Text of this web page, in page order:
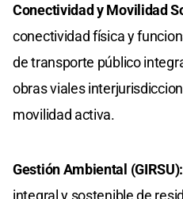
Conectividad y Movilidad
conectividad física y
de transporte público
obras viales
movilidad activa.
Gestión Ambiental (GIRSU):
integral y sostenible de